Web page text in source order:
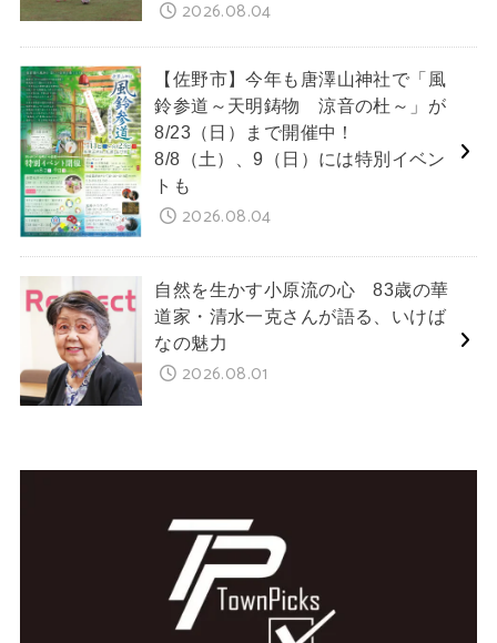
2026.08.04
【佐野市】今年も唐澤山神社で「風
鈴参道～天明鋳物 涼音の杜～」が
8/23（日）まで開催中！
8/8（土）、9（日）には特別イベン
トも
2026.08.04
自然を生かす小原流の心 83歳の華
道家・清水一克さんが語る、いけば
なの魅力
2026.08.01